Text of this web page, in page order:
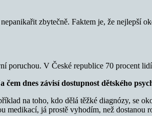
zbytečně. Faktem je, že nejlepší
V České republice 70 procent
dnes závisí dostupnost dětského
na toho, kdo dělá těžké diagnózy, se
medikací, já prostě vyhodím, než dostanou